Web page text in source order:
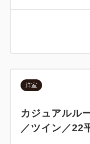
洋室
カジュアルル
／ツイン／22